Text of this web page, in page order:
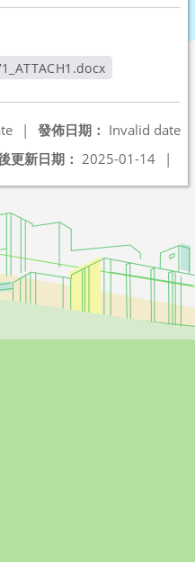
發佈日期： Invalid date
|
更新日期： 2025-01-14 |